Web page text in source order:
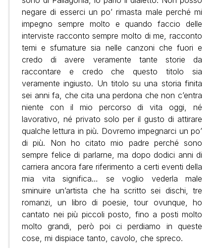
negare di esserci un po’ rimasta male perché mi
impegno sempre molto e quando faccio delle
interviste racconto sempre molto di me, racconto
temi e sfumature sia nelle canzoni che fuori e
credo di avere veramente tante storie da
raccontare e credo che questo titolo sia
veramente ingiusto. Un titolo su una storia finita
sei anni fa, che cita una perdona che non c’entra
niente con il mio percorso di vita oggi, né
lavorativo, né privato solo per il gusto di attirare
qualche lettura in più. Dovremo impegnarci un po’
di più. Non ho citato mio padre perché sono
sempre felice di parlarne, ma dopo dodici anni di
carriera ancora fare riferimento a certi eventi della
mia vita significa… se voglio vederla male
sminuire un’artista che ha scritto sei dischi, tre
romanzi, un libro di poesie, tour ovunque, ho
cantato nei più piccoli posto, fino a posti molto
molto grandi, però poi ci perdiamo in queste
cose, mi dispiace tanto, cavolo, che spreco.